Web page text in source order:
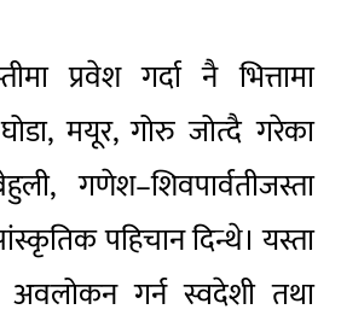
प्रवेश गर्दा नै भित्तामा
घोडा, मयूर, गोरु जोत्दै गरेका
गणेश–शिवपार्वतीजस्ता
पहिचान दिन्थे। यस्ता
अवलोकन गर्न स्वदेशी तथा